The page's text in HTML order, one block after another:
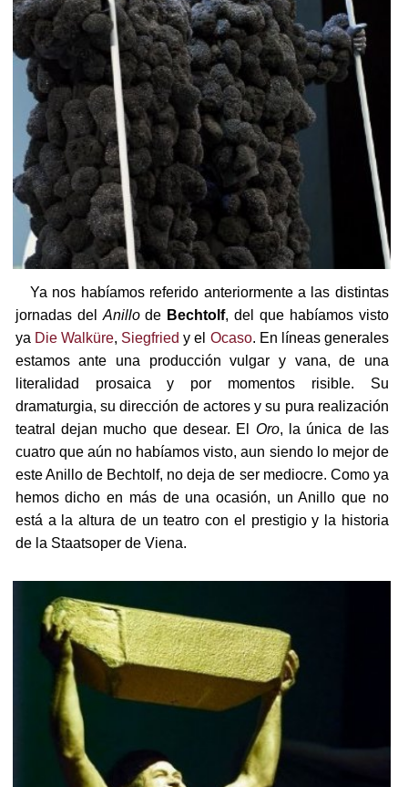
Ya nos habíamos referido anteriormente a las distintas
jornadas del Anillode Bechtolf, del que habíamos visto
ya Die Walküre, Siegfried y el Ocaso. En líneas generales
estamos ante una producción vulgar y vana, de una
literalidad prosaica y por momentos risible. Su
dramaturgia, su dirección de actores y su pura realización
teatral dejan mucho que desear. El Oro, la única de las
cuatro que aún no habíamos visto, aun siendo lo mejor de
este Anillo de Bechtolf, no deja de ser mediocre. Como ya
hemos dicho en más de una ocasión, un Anillo que no
está a la altura de un teatro con el prestigio y la historia
de la Staatsoper de Viena.